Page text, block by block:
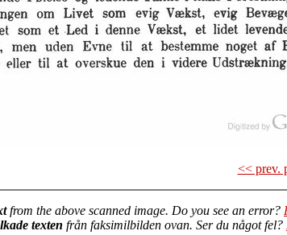
<< prev.
from the above scanned image. Do you see an error?
texten från faksimilbilden ovan. Ser du något fel?